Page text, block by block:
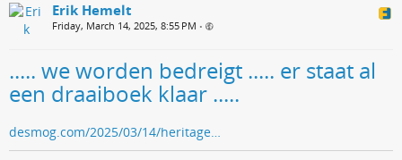
Erik Hemelt
Friday, March 14, 2025, 8:55 PM •
..... we worden bedreigt ..... er staat al
een draaiboek klaar .....
desmog.com/2025/03/14/heritage…